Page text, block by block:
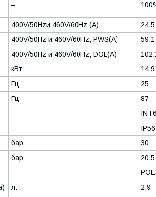
–
400V/50Hzи 460V/60Hz (А)
24,5
400V/50Hz и 460V/60Hz, PWS(А)
59,1
400V/50Hz и 460V/60Hz, DOL(А)
кВт
14,9
Гц
25
Гц
87
–
–
IP56
бар
30
бар
20,5
–
л.
2.9